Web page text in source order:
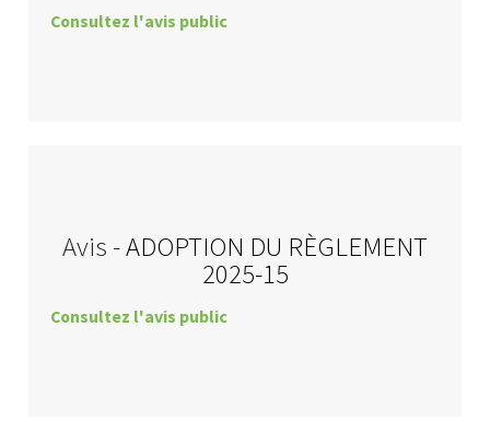
Consultez l'avis public
Avis -ADOPTION DU RÈGLEMENT
2025-15
Consultez l'avis public